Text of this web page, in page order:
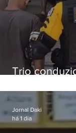
Trio
passagens
Jornal Daki
há 1 dia